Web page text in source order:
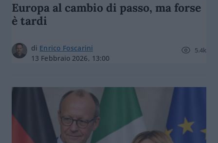
Europa al cambio di passo, ma forse
è tardi
di Enrico Foscarini
13 Febbraio 2026, 13:00
5.4k